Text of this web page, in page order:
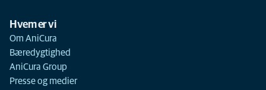
Hvem er vi
Om AniCura
Bæredygtighed
AniCura Group
Presse og medier